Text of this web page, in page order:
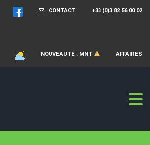
+33 (0)3 82 56 00 02
CONTACT
AFFAIRES
NOUVEAUTÉ : MNT